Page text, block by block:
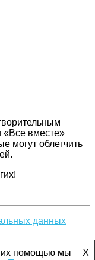
«Все вместе»
могут облегчить
данных
защищены. © 2019
помощью мы
X